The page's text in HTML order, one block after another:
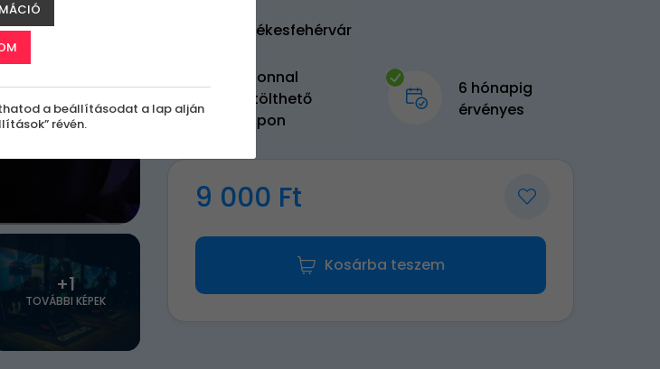
+1
TOVÁBBI KÉPEK
Székesfehérvár
Azonnal
letölthető
kupon
6 hónapig
érvényes
9 000 Ft
Kosárba teszem
a beállításodat a lap alján
révén.